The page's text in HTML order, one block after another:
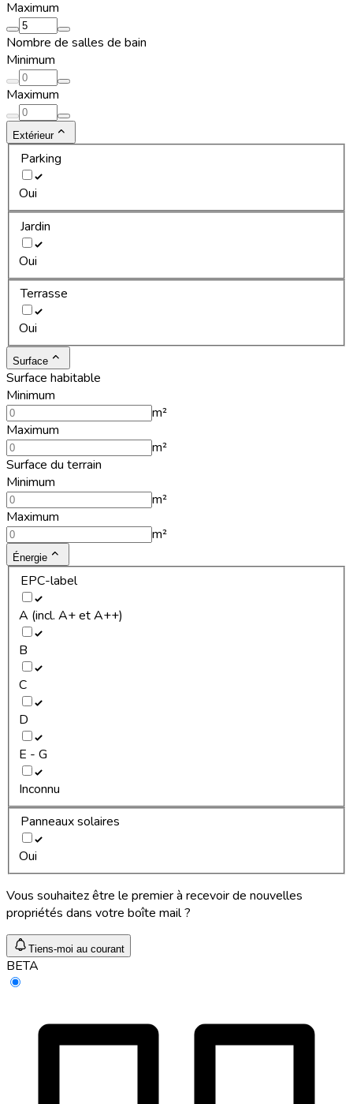
Maximum
Nombre de salles de bain
Minimum
Maximum
Extérieur
Parking
Oui
Jardin
Oui
Terrasse
Oui
Surface
Surface habitable
Minimum
m²
Maximum
m²
Surface du terrain
Minimum
m²
Maximum
m²
Énergie
EPC-label
A (incl. A+ et A++)
B
C
D
E - G
Inconnu
Panneaux solaires
Oui
Vous souhaitez être le premier à recevoir de nouvelles
propriétés dans votre boîte mail ?
Tiens-moi au courant
BETA